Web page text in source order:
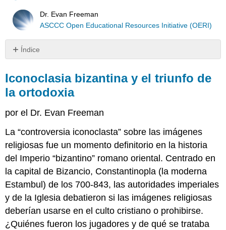
Dr. Evan Freeman
ASCCC Open Educational Resources Initiative (OERI)
Índice
bizantina
y
el
de
ortodoxia
Términos
Clave
¿Cuál
era
problema?
Los
argumentos
Iconoclasia bizantina y el triunfo de
la ortodoxia
por el Dr. Evan Freeman
La “controversia iconoclasta” sobre las imágenes
religiosas fue un momento definitorio en la historia
del Imperio “bizantino” romano oriental. Centrado en
la capital de Bizancio, Constantinopla (la moderna
Estambul) de los 700-843, las autoridades imperiales
y de la Iglesia debatieron si las imágenes religiosas
deberían usarse en el culto cristiano o prohibirse.
¿Quiénes fueron los jugadores y de qué se trataba